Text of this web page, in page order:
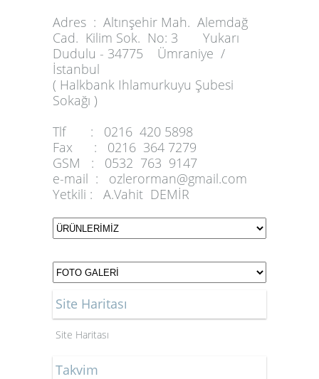
Adres : Altınşehir Mah. Alemdağ
Cad. Kilim Sok. No: 3 Yukarı
Dudulu - 34775 Ümraniye /
İstanbul
( Halkbank Ihlamurkuyu Şubesi
Sokağı )
Tlf :
0216 420 5898
Fax :
0216 364 7279
GSM :
0532 763 9147
e-mail :
ozlerorman@gmail.com
Yetkili :
A.Vahit DEMİR
Site Haritası
Site Haritası
Takvim